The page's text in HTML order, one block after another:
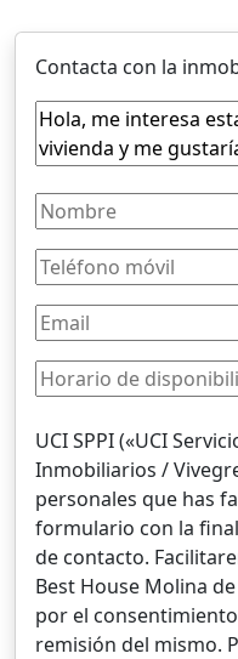
Contacta con la
UCI SPPI («UCI
Inmobiliarios /
personales que has
formulario con la
de contacto.
Best House Molina
por el
remisión del mismo.